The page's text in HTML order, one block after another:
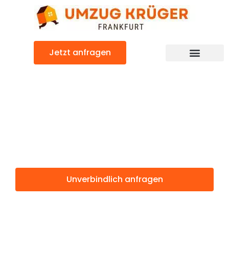
Jetzt anfragen
Unverbindlich anfragen